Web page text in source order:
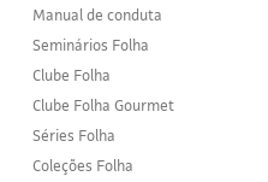
Manual de conduta
Seminários Folha
Clube Folha
Clube Folha Gourmet
Séries Folha
Coleções Folha